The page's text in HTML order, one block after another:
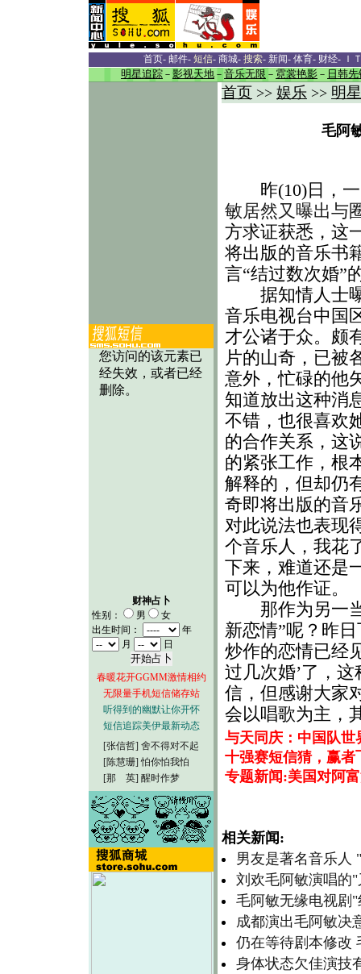
首页- 邮件- 短信- 商城- 搜索- 新闻- 体育- 财经- Ｉ
明星追踪 － 影视天地 － 音乐无限 － 霓裳艳影 － 日韩先
财神占卜
性别：
男
女
出生时间：
年
月
日
春暖花开GGMM激情相约
无限量手机短信储存站
听得到的幽默让你开怀
短信追踪美伊最新动态
[张信哲] 舍不得对不起
[陈慧珊] 怕你怕我怕
[那 英] 醒时作梦
首页 >> 娱乐 >> 明
毛阿
昨(10)日，一
敏居然又曝出与
方求证获悉，这
将出版的音乐书
言“结过数次婚”
据知情人士曝
音乐电视台中国
才公诸于众。颇
片的山奇，已被
意外，忙碌的他
知道放出这种消
不错，也很喜欢
的合作关系，这
的紧张工作，根
解释的，但却仍
奇即将出版的音
对此说法也表现
个音乐人，我花
下来，难道还是
可以为他作证。
那作为另一当
新恋情”呢？昨
炒作的恋情已经
过几次婚’了，
信，但感谢大家
会以唱歌为主，
与天同庆：中国队
十强赛短信猜，赢
专题新闻:美国对阿
相关新闻:
男友是著名音乐人
刘欢毛阿敏演唱的
毛阿敏无缘电视
成都演出毛阿敏决
仍在等待剧本修改
身体状态欠佳演技